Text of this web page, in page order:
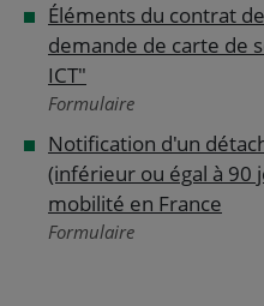
Éléments du contrat
demande de carte de
ICT"
Formulaire
Notification d'un
(inférieur ou égal à 90
mobilité en France
Formulaire